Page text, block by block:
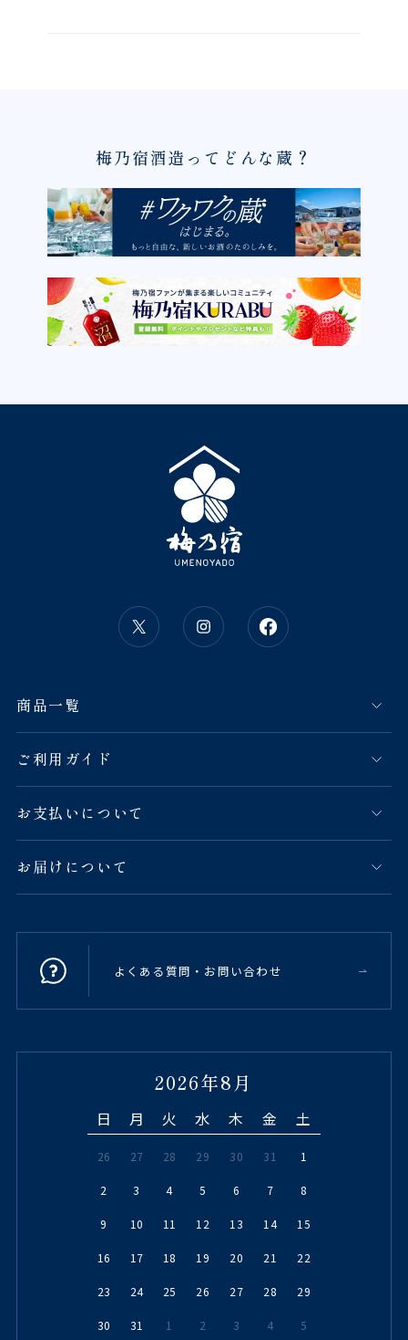
梅乃宿酒造ってどんな蔵？
商品一覧
ご利用ガイド
お支払いについて
お届けについて
よくある質問・お問い合わせ
2026年8月
日 月 火 水 木 金 土
26 27 28 29 30 31 1
2 3 4 5 6 7 8
9 10 11 12 13 14 15
16 17 18 19 20 21 22
23 24 25 26 27 28 29
30 31 1 2 3 4 5